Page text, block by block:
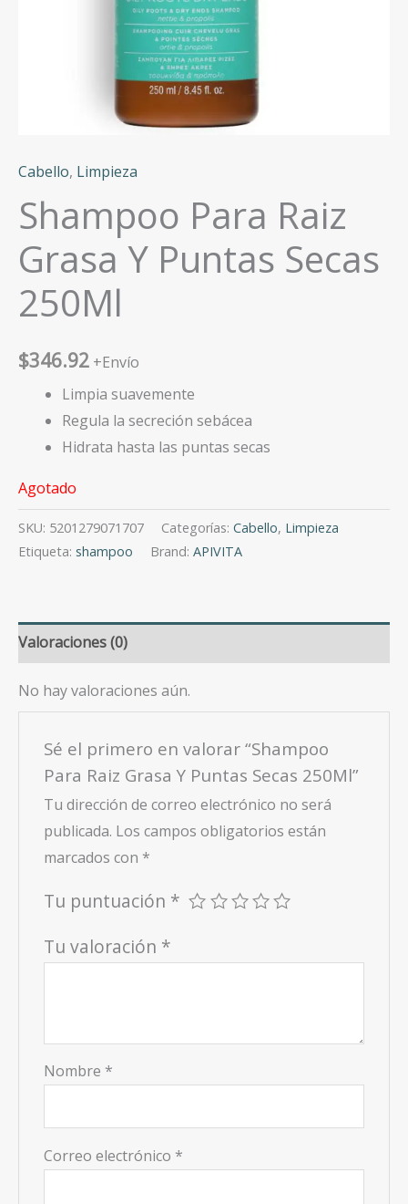
Cabello, Limpieza
Shampoo Para Raiz
Grasa Y Puntas Secas
250Ml
$346.92 +Envío
Limpia suavemente
Regula la secreción sebácea
Hidrata hasta las puntas secas
Agotado
SKU: 5201279071707 Categorías: Cabello, Limpieza
Etiqueta: shampoo Brand: APIVITA
Valoraciones (0)
No hay valoraciones aún.
Sé el primero en valorar “Shampoo
Para Raiz Grasa Y Puntas Secas 250Ml”
Tu dirección de correo electrónico no será
publicada. Los campos obligatorios están
marcados con *
Tu puntuación *
Tu valoración *
Nombre *
Correo electrónico *